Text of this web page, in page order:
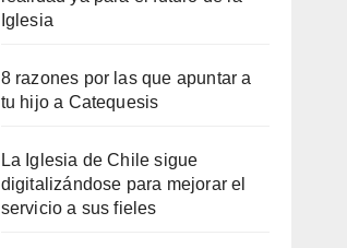
Iglesia
8 razones por las que apuntar a
tu hijo a Catequesis
La Iglesia de Chile sigue
digitalizándose para mejorar el
servicio a sus fieles